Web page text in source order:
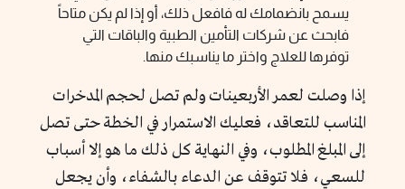
يسمح بانضمامك له فافعل ذلك، أو إذا لم يكن متاحاً
فابحث عن شركات التأمين الطبية والباقات التي
توفرها للعلاج واختر ما يناسبك منها.
إذا وصلت لعمر الأربعينات ولم تصل لحجم المدخرات
المناسب للتعاقد، فعليك الاستمرار في الخطة حتى تصل
إلى المبلغ المطلوب، وفي النهاية كل ذلك ما هو إلا أسباب
للسعي، فلا تتوقف عن الدعاء بالشفاء، وأن يجعل